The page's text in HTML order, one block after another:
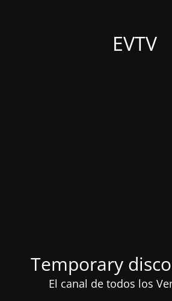
EVTV
Temporary
El canal de todos los